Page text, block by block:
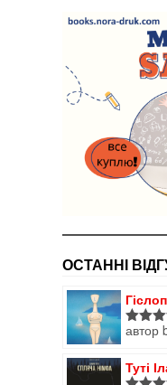
ОСТАННІ
автор
Туті